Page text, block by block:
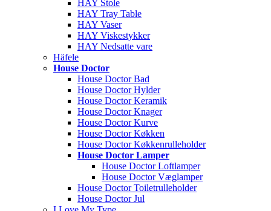
HAY Stole
HAY Tray Table
HAY Vaser
HAY Viskestykker
HAY Nedsatte vare
Häfele
House Doctor
House Doctor Bad
House Doctor Hylder
House Doctor Keramik
House Doctor Knager
House Doctor Kurve
House Doctor Køkken
House Doctor Køkkenrulleholder
House Doctor Lamper
House Doctor Loftlamper
House Doctor Væglamper
House Doctor Toiletrulleholder
House Doctor Jul